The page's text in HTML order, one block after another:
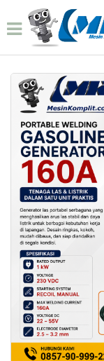
Home Produk